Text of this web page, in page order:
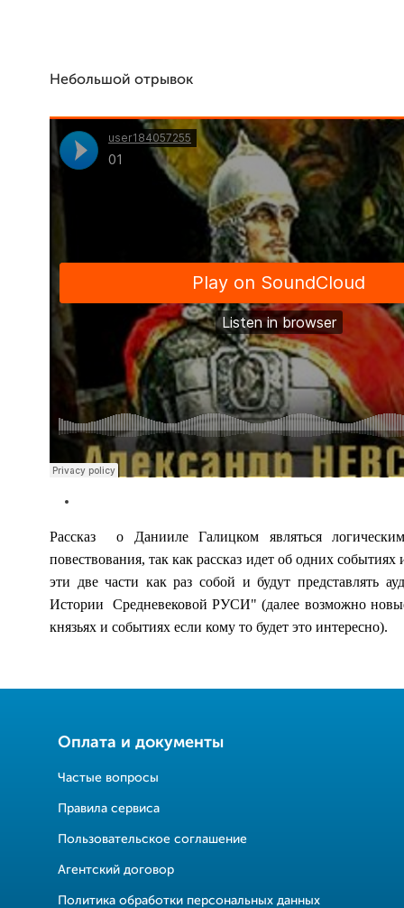
Небольшой отрывок
Рассказ
о Данииле Галицком являться
повествования, так как рассказ идет об одних
эти две части как раз собой и будут представлять
Истории
Средневековой РУСИ" (далее возможно
князьях и событиях если кому то будет это интересно).
Оплата и документы
Частые вопросы
Правила сервиса
Пользовательское соглашение
Агентский договор
Политика обработки персональных данных